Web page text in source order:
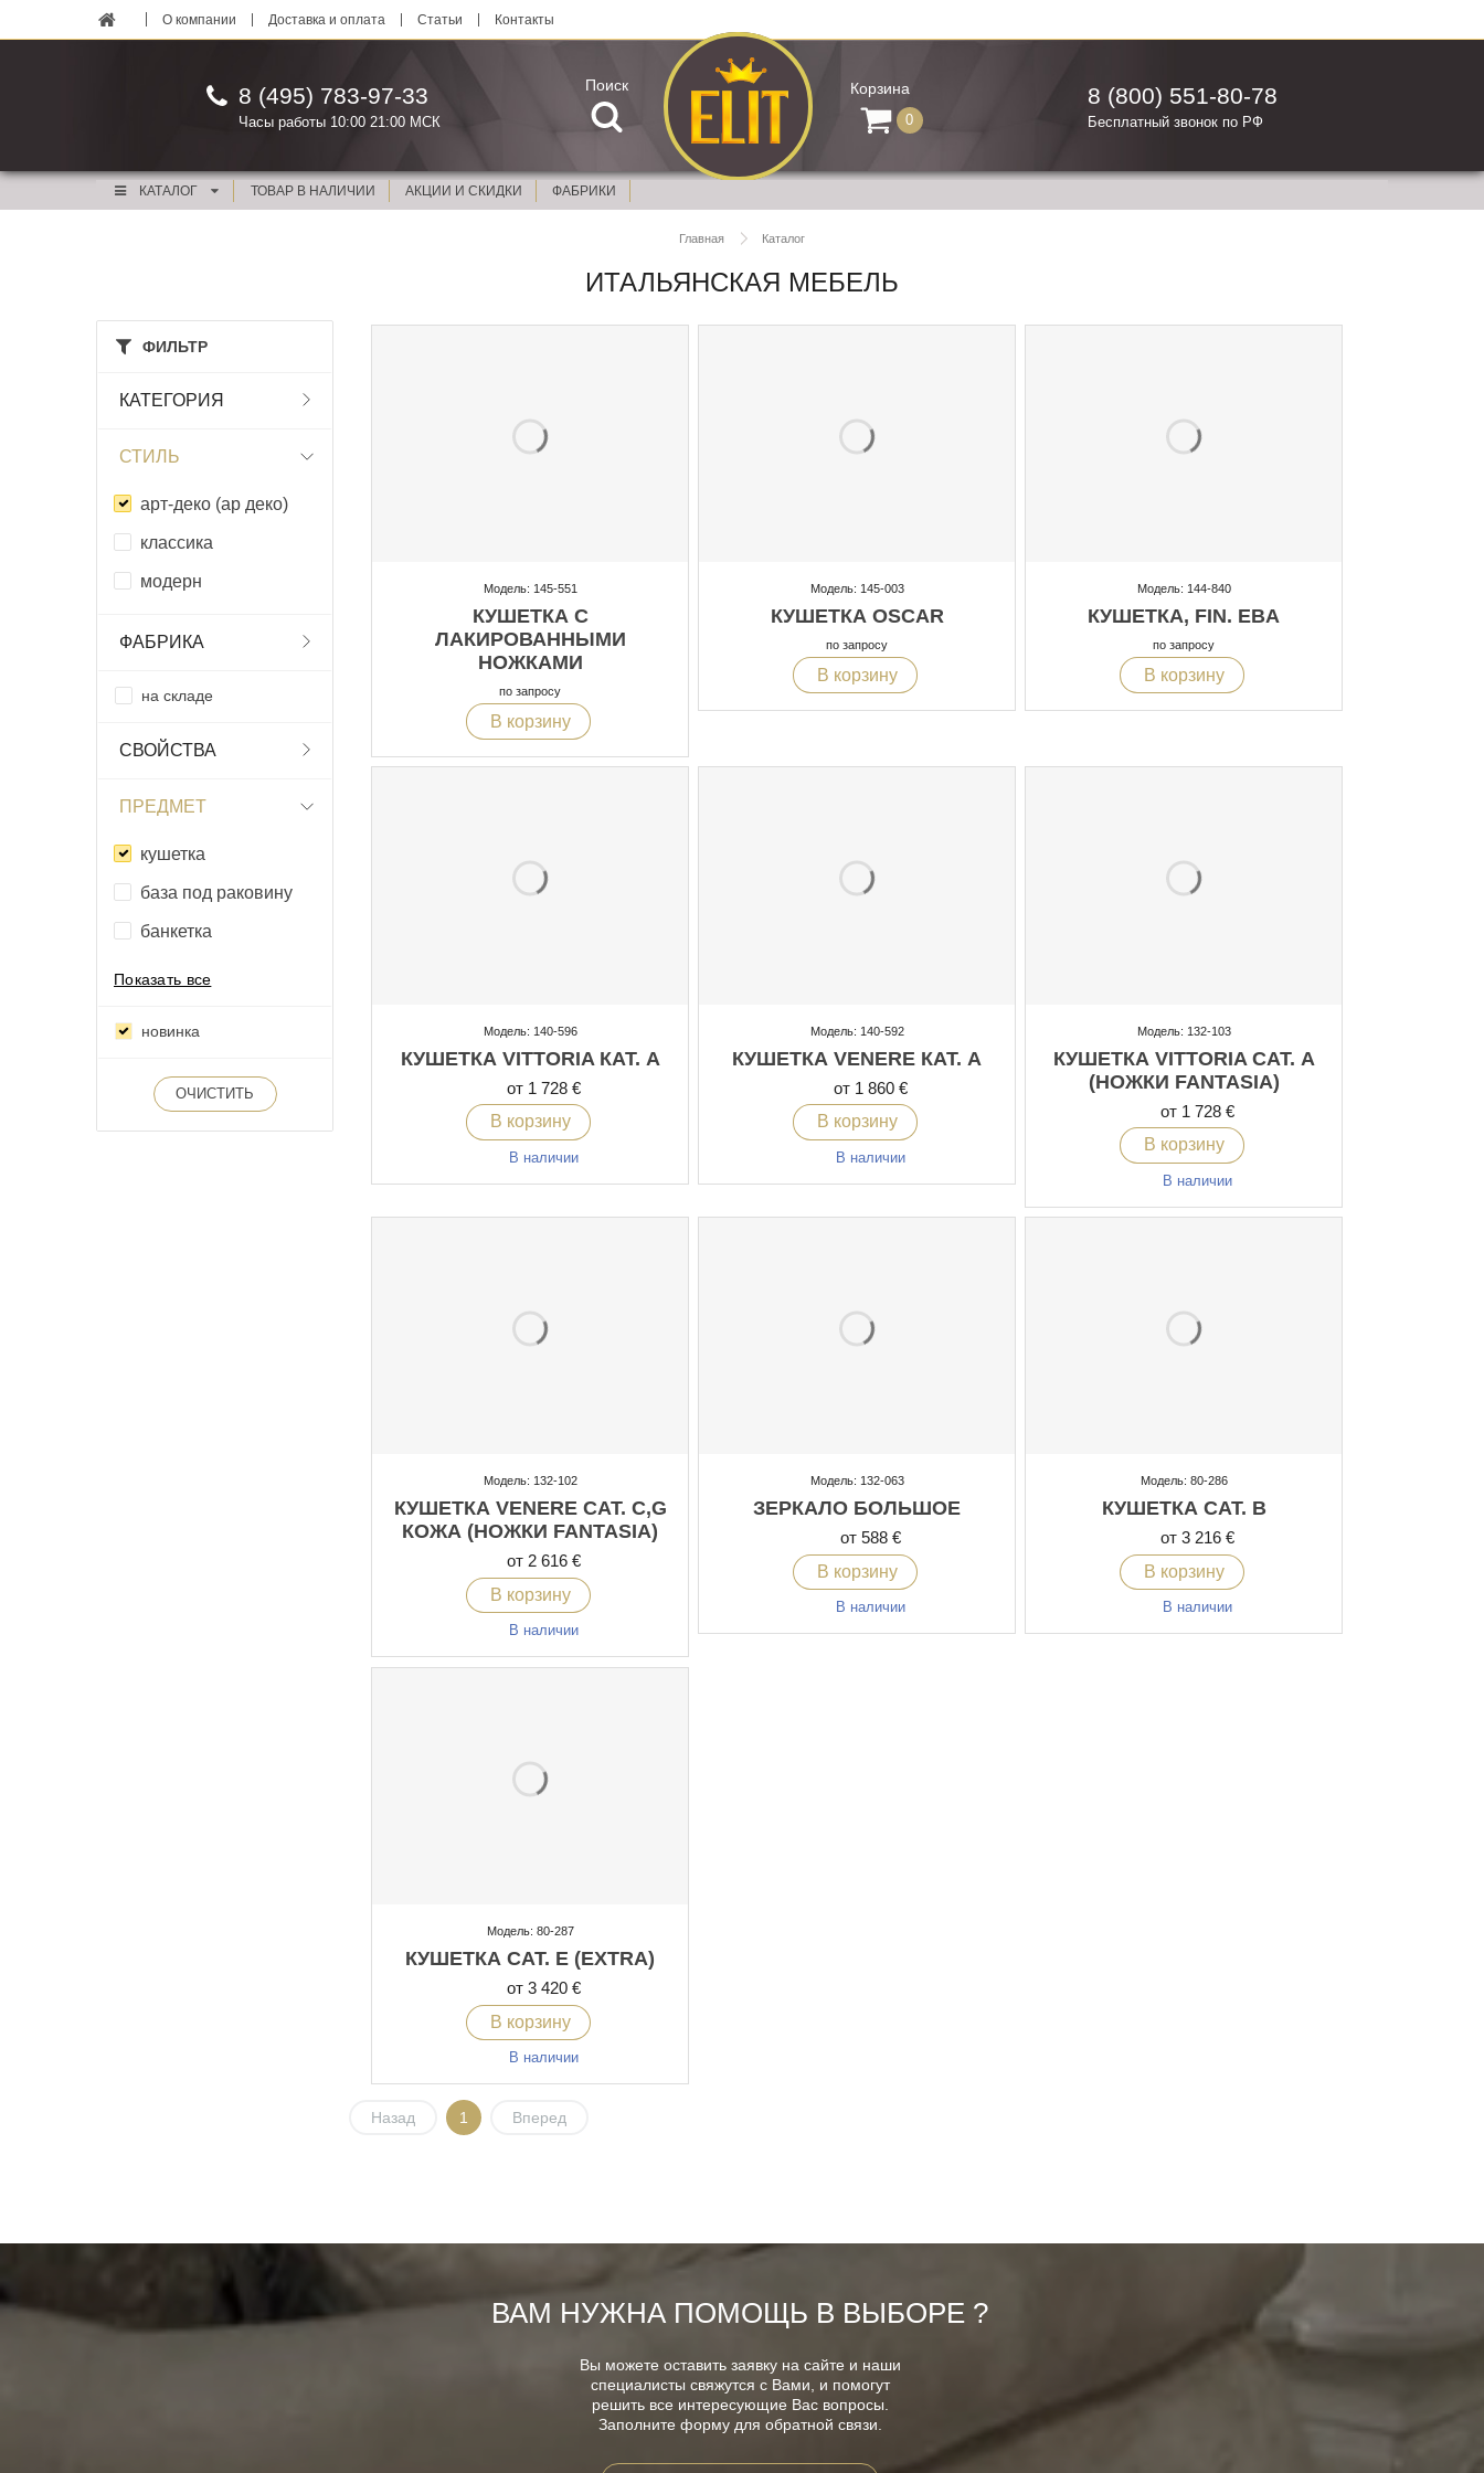
О компании Доставка и оплата Статьи Контакты
8 (495) 783-97-33
Часы работы 10:00 21:00 МСК
Поиск Корзина
0
8 (800) 551-80-78
Бесплатный звонок по РФ
КАТАЛОГ ТОВАР В НАЛИЧИИ АКЦИИ И СКИДКИ ФАБРИКИ
Главная Каталог
ИТАЛЬЯНСКАЯ МЕБЕЛЬ
ФИЛЬТР
КАТЕГОРИЯ
СТИЛЬ
арт-деко (ар деко)
классика
модерн
ФАБРИКА
на складе
СВОЙСТВА
ПРЕДМЕТ
кушетка
база под раковину
банкетка
Показать все
новинка
ОЧИСТИТЬ
Модель: 145-551
КУШЕТКА С
ЛАКИРОВАННЫМИ
НОЖКАМИ
по запросу
В корзину
Модель: 145-003
КУШЕТКА OSCAR
по запросу
В корзину
Модель: 144-840
КУШЕТКА, FIN. EBA
по запросу
В корзину
Модель: 140-596
КУШЕТКА VITTORIA КАТ. А
от 1 728 €
В корзину
В наличии
Модель: 140-592
КУШЕТКА VENERE КАТ. А
от 1 860 €
В корзину
В наличии
Модель: 132-103
КУШЕТКА VITTORIA CAT. А
(НОЖКИ FANTASIA)
от 1 728 €
В корзину
В наличии
Модель: 132-102
КУШЕТКА VENERE CAT. C,G
КОЖА (НОЖКИ FANTASIA)
от 2 616 €
В корзину
В наличии
Модель: 132-063
ЗЕРКАЛО БОЛЬШОЕ
от 588 €
В корзину
В наличии
Модель: 80-286
КУШЕТКА CAT. В
от 3 216 €
В корзину
В наличии
Модель: 80-287
КУШЕТКА CAT. E (EXTRA)
от 3 420 €
В корзину
В наличии
Назад 1 Вперед
ВАМ НУЖНА ПОМОЩЬ В ВЫБОРЕ ?
Вы можете оставить заявку на сайте и наши
специалисты свяжутся с Вами, и помогут
решить все интересующие Вас вопросы.
Заполните форму для обратной связи.